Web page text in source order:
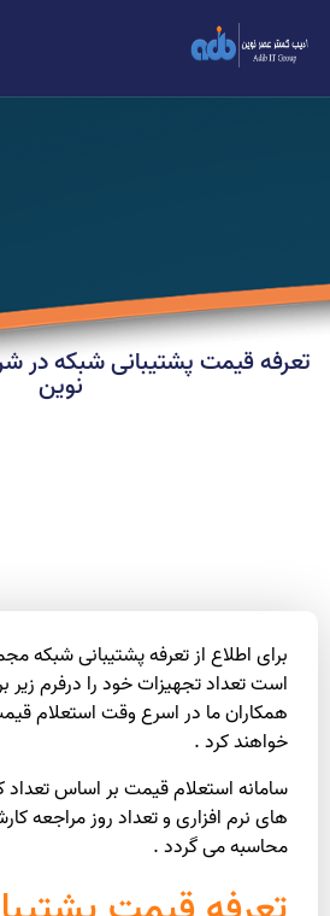
تعرفه قیمت پشتیبانی شبکه در
نوین
برای اطلاع از تعرفه پشتیبانی شبکه
است تعداد تجهیزات خود را درفرم زیر
همکاران ما در اسرع وقت استعلام
خواهند کرد .
سامانه استعلام قیمت بر اساس تعداد
های نرم افزاری و تعداد روز مراجعه
محاسبه می گردد .